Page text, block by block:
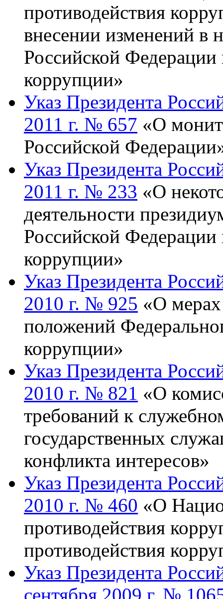
противодействия
внесении изменений в
Российской Федерации
коррупции»
Указ Президента
2011 г. № 657 «О
Российской
Указ Президента
2011 г. № 233 «О
деятельности
Российской
коррупции»
Указ Президента
2010 г. № 925 «О
положений
коррупции»
Указ Президента
2010 г. № 821 «О
требований к
государственных
конфликта интересов»
Указ Президента
2010 г. № 460 «О
противодействия
противодействия
Указ Президента
сентября 2009 г. №